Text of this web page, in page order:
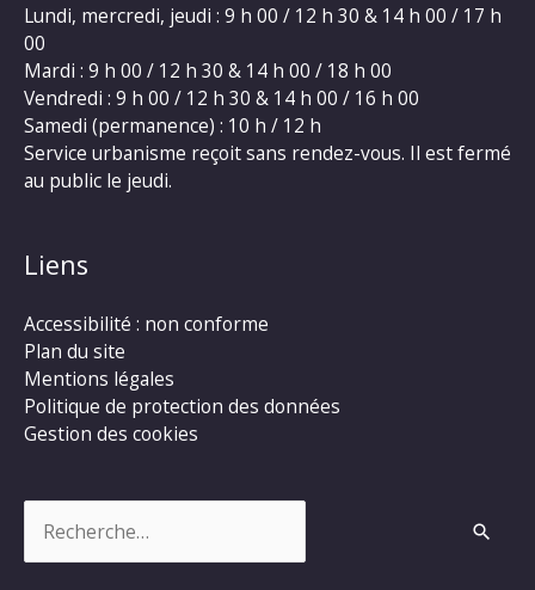
Lundi, mercredi, jeudi : 9 h 00 / 12 h 30 & 14 h 00 / 17 h
00
Mardi : 9 h 00 / 12 h 30 & 14 h 00 / 18 h 00
Vendredi : 9 h 00 / 12 h 30 & 14 h 00 / 16 h 00
Samedi (permanence) : 10 h / 12 h
Service urbanisme reçoit sans rendez-vous. Il est fermé
au public le jeudi.
Liens
Accessibilité : non conforme
Plan du site
Mentions légales
Politique de protection des données
Gestion des cookies